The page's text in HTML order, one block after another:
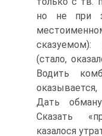
но не при
(стало,
Водить
Дать
Сказать
казалося